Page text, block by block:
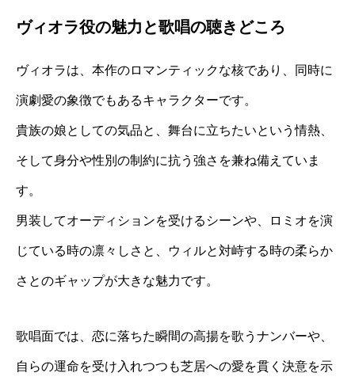
ヴィオラ役の魅力と歌唱の聴きどころ
ヴィオラは、本作のロマンティックな核であり、同時に
演劇愛の象徴でもあるキャラクターです。
貴族の娘としての気品と、舞台に立ちたいという情熱、
そして身分や性別の制約に抗う強さを兼ね備えていま
す。
男装してオーディションを受けるシーンや、ロミオを演
じている時の凛々しさと、ウィルと対峙する時の柔らか
さとのギャップが大きな魅力です。
歌唱面では、恋に落ちた瞬間の高揚を歌うナンバーや、
自らの運命を受け入れつつも芝居への愛を貫く決意を示